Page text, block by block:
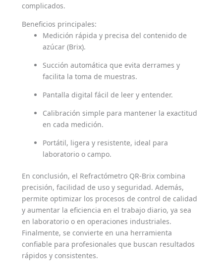
complicados.
Beneficios principales:
Medición rápida y precisa del contenido de
azúcar (Brix).
Succión automática que evita derrames y
facilita la toma de muestras.
Pantalla digital fácil de leer y entender.
Calibración simple para mantener la exactitud
en cada medición.
Portátil, ligera y resistente, ideal para
laboratorio o campo.
En conclusión, el Refractómetro QR-Brix combina
precisión, facilidad de uso y seguridad. Además,
permite optimizar los procesos de control de calidad
y aumentar la eficiencia en el trabajo diario, ya sea
en laboratorio o en operaciones industriales.
Finalmente, se convierte en una herramienta
confiable para profesionales que buscan resultados
rápidos y consistentes.